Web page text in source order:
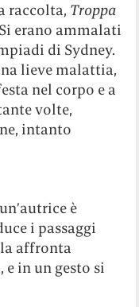
raccolta, Troppa
erano ammalati
di Sydney.
lieve malattia,
nel corpo e a
volte,
intanto
è
i passaggi
affronta
in un gesto si